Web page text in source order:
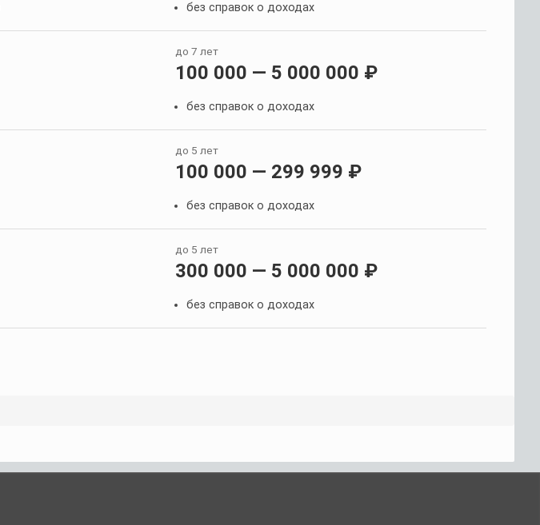
без справок о доходах
до 7 лет
100 000 — 5 000 000 ₽
без справок о доходах
до 5 лет
100 000 — 299 999 ₽
без справок о доходах
до 5 лет
300 000 — 5 000 000 ₽
без справок о доходах